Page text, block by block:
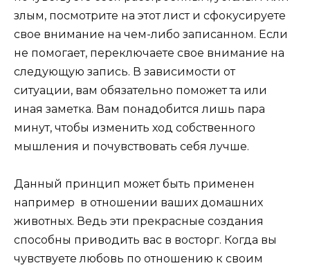
злым, посмотрите на этот лист и сфокусируете
свое внимание на чем-либо записанном. Если
не помогает, переключаете свое внимание на
следующую запись. В зависимости от
ситуации, вам обязательно поможет та или
иная заметка. Вам понадобится лишь пара
минут, чтобы изменить ход собственного
мышления и почувствовать себя лучше.
Данный принцип может быть применен
например в отношении ваших домашних
животных. Ведь эти прекрасные создания
способны приводить вас в восторг. Когда вы
чувствуете любовь по отношению к своим